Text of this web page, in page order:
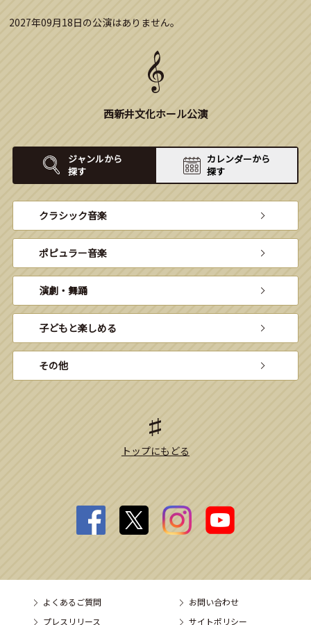
2027年09月18日の公演はありません。
西新井文化ホール公演
ジャンルから
探す
カレンダーから
探す
クラシック音楽
ポピュラー音楽
演劇・舞踊
子どもと楽しめる
その他
トップにもどる
よくあるご質問
お問い合わせ
プレスリリース
サイトポリシー